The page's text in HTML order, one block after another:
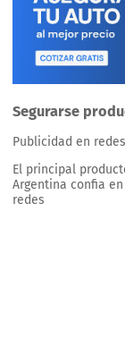
Segurarse
Publicidad en
El principal
Argentina confia
redes